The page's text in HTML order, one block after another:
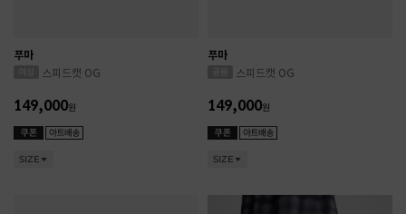
푸마
스피드캣 OG
149,000원
SIZE
푸마
스피드캣 OG
149,000원
SIZE